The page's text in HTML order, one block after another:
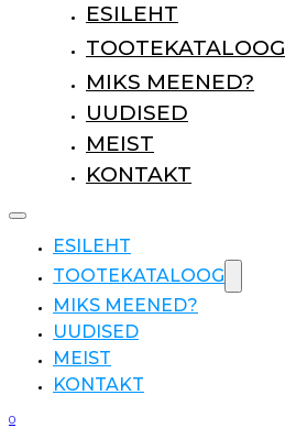
ESILEHT
TOOTEKATALOOG
MIKS MEENED?
UUDISED
MEIST
KONTAKT
ESILEHT
TOOTEKATALOOG
MIKS MEENED?
UUDISED
MEIST
KONTAKT
0